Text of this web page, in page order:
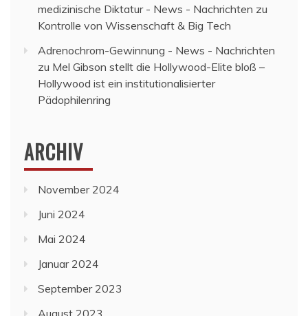
medizinische Diktatur - News - Nachrichten zu
Kontrolle von Wissenschaft & Big Tech
Adrenochrom-Gewinnung - News - Nachrichten
zu Mel Gibson stellt die Hollywood-Elite bloß –
Hollywood ist ein institutionalisierter
Pädophilenring
ARCHIV
November 2024
Juni 2024
Mai 2024
Januar 2024
September 2023
August 2023